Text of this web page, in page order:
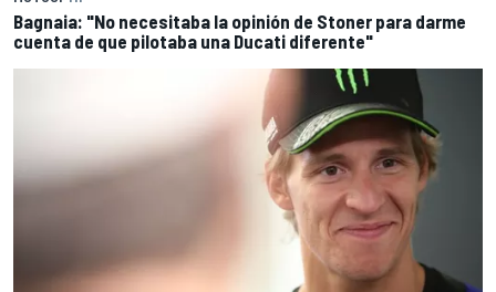
Bagnaia: "No necesitaba la opinión de Stoner para darme
cuenta de que pilotaba una Ducati diferente"